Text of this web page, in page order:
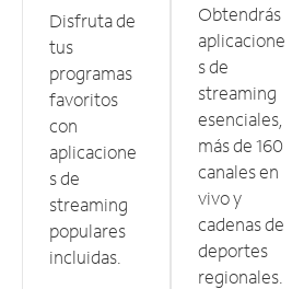
Disfruta de
tus
programas
favoritos
con
aplicacione
s de
streaming
populares
incluidas.
Obtendrás
aplicacione
s de
streaming
esenciales,
más de 160
canales en
vivo y
cadenas de
deportes
regionales.